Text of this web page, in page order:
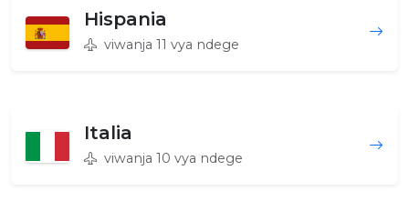
Hispania
viwanja 11 vya ndege
Italia
viwanja 10 vya ndege